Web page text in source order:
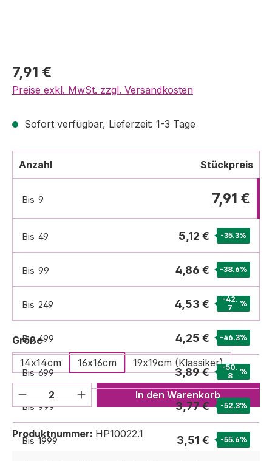
7,91 €
Preise exkl. MwSt. zzgl. Versandkosten
Sofort verfügbar, Lieferzeit: 1-3 Tage
Anzahl Stückpreis
Bis 9 7,91 €
Bis 49 5,12 € -35.3%
Bis 99 4,86 € -38.6%
Bis 249 4,53 €
-42.
7
%
Bis 499 4,25 € -46.3%
Bis 699 3,89 €
-50.
8
%
Bis 999 3,77 € -52.3%
Bis 1999 3,51 € -55.6%
Größeauswählen
14x14cm
16x16cm 19x19cm (Klassiker)
Produkt Anzahl: Gib denIn den Warenkorb
Produktnummer: HP10022.1